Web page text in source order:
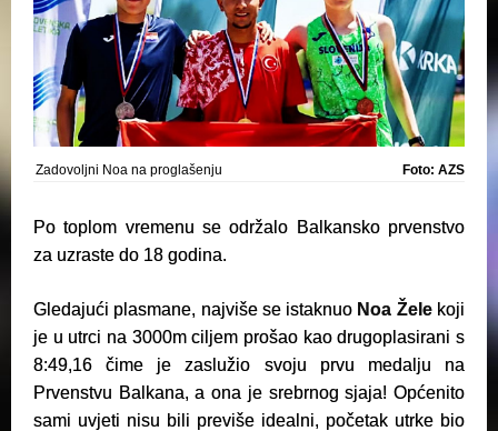
Foto: AZS
Zadovoljni Noa na proglašenju
Po toplom vremenu se održalo Balkansko prvenstvo
za uzraste do 18 godina.
Gledajući plasmane, najviše se istaknuo Noa Želekoji
je u utrci na 3000m ciljem prošao kao drugoplasirani s
8:49,16 čime je zaslužio svoju prvu medalju na
Prvenstvu Balkana, a ona je srebrnog sjaja! Općenito
sami uvjeti nisu bili previše idealni, početak utrke bio